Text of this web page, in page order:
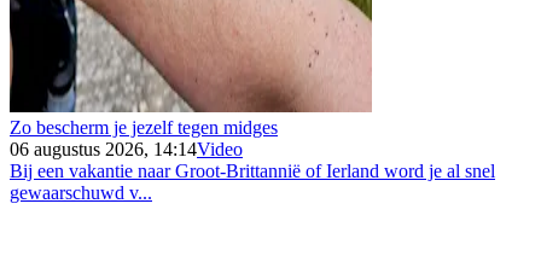
Zo bescherm je jezelf tegen midges
06 augustus 2026, 14:14Video
Bij een vakantie naar Groot-Brittannië of Ierland word je al snel
gewaarschuwd v...